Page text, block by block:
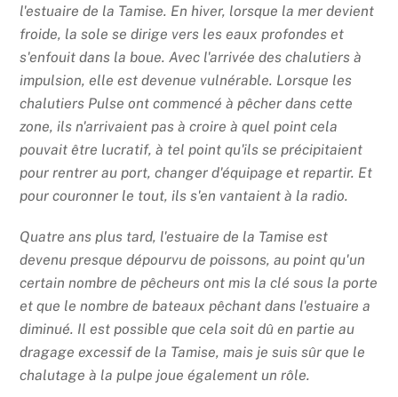
l'estuaire de la Tamise. En hiver, lorsque la mer devient
froide, la sole se dirige vers les eaux profondes et
s'enfouit dans la boue. Avec l'arrivée des chalutiers à
impulsion, elle est devenue vulnérable. Lorsque les
chalutiers Pulse ont commencé à pêcher dans cette
zone, ils n'arrivaient pas à croire à quel point cela
pouvait être lucratif, à tel point qu'ils se précipitaient
pour rentrer au port, changer d'équipage et repartir. Et
pour couronner le tout, ils s'en vantaient à la radio.
Quatre ans plus tard, l'estuaire de la Tamise est
devenu presque dépourvu de poissons, au point qu'un
certain nombre de pêcheurs ont mis la clé sous la porte
et que le nombre de bateaux pêchant dans l'estuaire a
diminué. Il est possible que cela soit dû en partie au
dragage excessif de la Tamise, mais je suis sûr que le
chalutage à la pulpe joue également un rôle.